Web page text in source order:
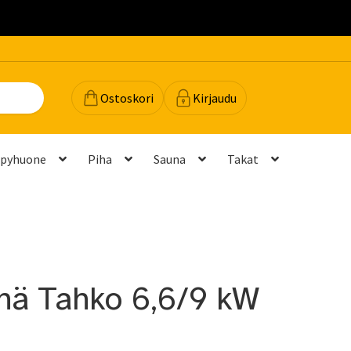
Ostoskori Kirjaudu
Piha Sauna
Takat
ja mittatilausratkaisutTakuu ja tuki
Tahko 6,6/9 kW